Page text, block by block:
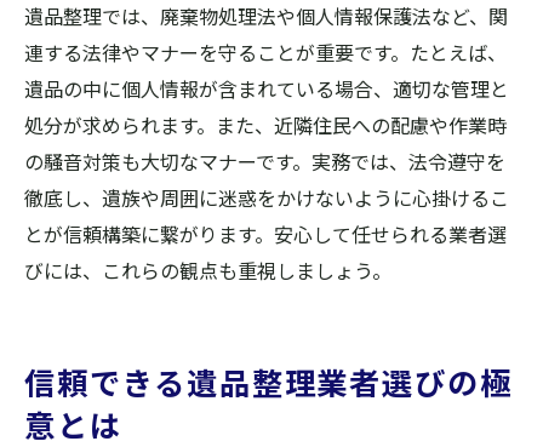
遺品整理では、廃棄物処理法や個人情報保護法など、関
連する法律やマナーを守ることが重要です。たとえば、
遺品の中に個人情報が含まれている場合、適切な管理と
処分が求められます。また、近隣住民への配慮や作業時
の騒音対策も大切なマナーです。実務では、法令遵守を
徹底し、遺族や周囲に迷惑をかけないように心掛けるこ
とが信頼構築に繋がります。安心して任せられる業者選
びには、これらの観点も重視しましょう。
信頼できる遺品整理業者選びの極
意とは